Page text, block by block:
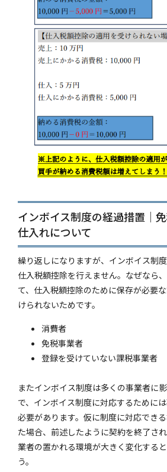
インボイス制度の経過措置｜
仕入れについて
繰り返しになりますが、インボイス制
仕入税額控除を行えません。 なぜなら
て、 仕入税額控除のために保存が必要
けられないためです。
消費者
免税事業者
登録を受けていない課税事業者
またインボイス制度は多くの事業者に
で、インボイス制度に対応するために
必要があります。仮に制度に対応でき
た場合、前述したように契約を終了さ
業者の置かれる環境が大きく変化する
う。